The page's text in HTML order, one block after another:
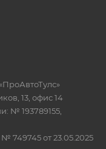
13, офис 14
№ 193789155,
749745 от 23.05.2025